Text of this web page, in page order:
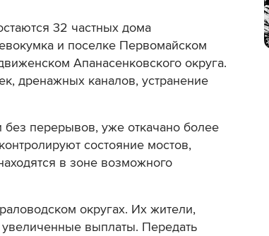
32 частных дома
и поселке Первомайском
Апанасенковского округа.
дренажных каналов, устранение
перерывов, уже откачано более
состояние мостов,
в зоне возможного
округах. Их жители,
увеличенные выплаты. Передать